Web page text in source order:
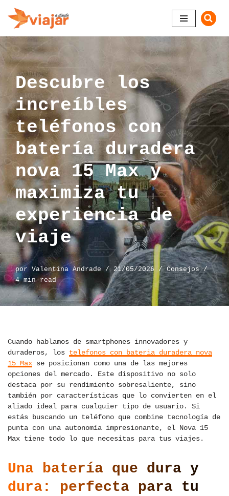
Saltar
al
contenido
Descubre los
increíbles
teléfonos con
batería duradera
nova 15 Max y
maximiza tu
experiencia de
viaje
por Valentina Andrade 21/05/2026
Consejos
4 min read
Cuando hablamos de smartphones innovadores y
duraderos, los telefonos con bateria duradera nova
15 Max se posicionan como una de las mejores
opciones del mercado. Este dispositivo no solo
destaca por su rendimiento sobresaliente, sino
también por características que lo convierten en el
aliado ideal para cualquier tipo de usuario. Si
estás buscando un teléfono que combine tecnología de
punta con una autonomía impresionante, el Nova 15
Max tiene todo lo que necesitas para tus viajes.
Una batería que dura y
dura: perfecta para tu